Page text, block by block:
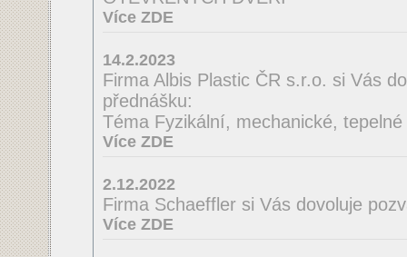
Více ZDE
14.2.2023
Firma Albis Plastic ČR s.r.o. si Vás
přednášku:
Téma Fyzikální, mechanické,
Více ZDE
2.12.2022
Firma Schaeffler si Vás dovoluje
Více ZDE